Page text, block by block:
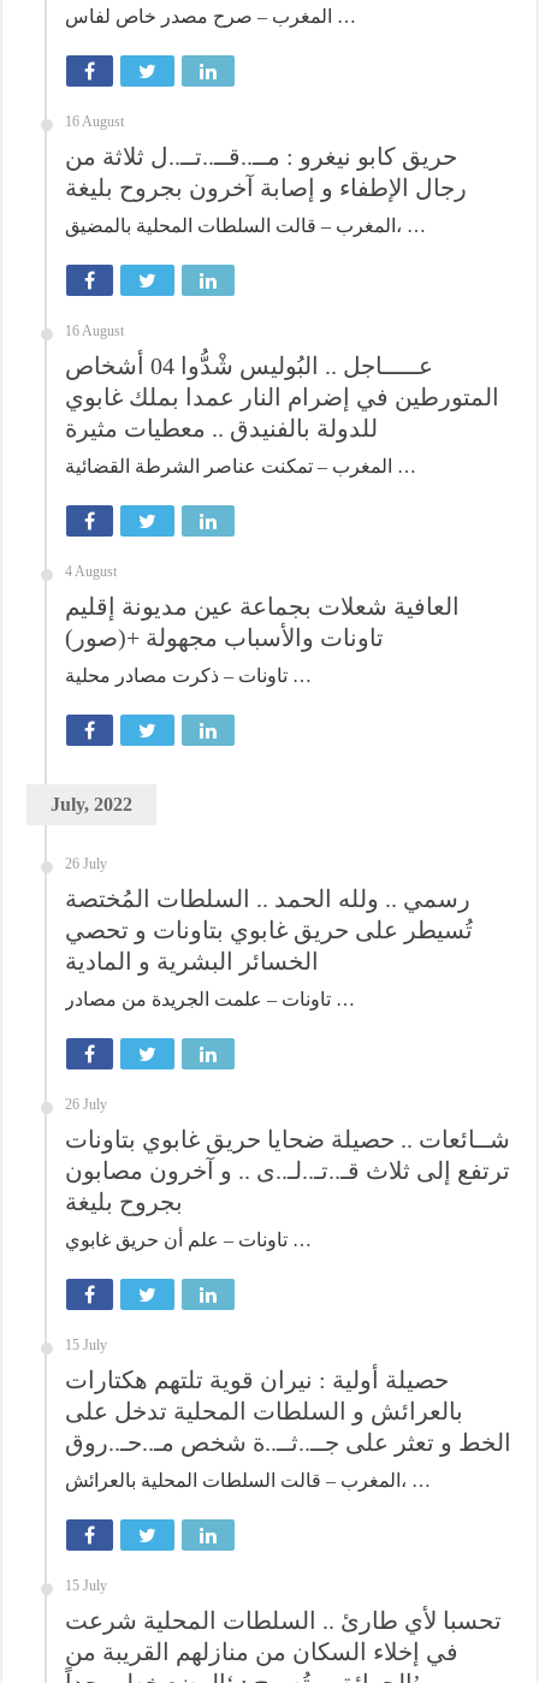
المغرب – صرح مصدر خاص لفاس …
16 August
حريق كابو نيغرو : مــ..قــ..تــ..ل ثلاثة من
رجال الإطفاء و إصابة آخرون بجروح بليغة
المغرب – قالت السلطات المحلية بالمضيق، …
16 August
عـــــاجل .. البُوليس شْدُّوا 04 أشخاص
المتورطين في إضرام النار عمدا بملك غابوي
للدولة بالفنيدق .. معطيات مثيرة
المغرب – تمكنت عناصر الشرطة القضائية …
4 August
العافية شعلات بجماعة عين مديونة إقليم
تاونات والأسباب مجهولة +(صور)
تاونات – ذكرت مصادر محلية …
July, 2022
26 July
رسمي .. ولله الحمد .. السلطات المُختصة
تُسيطر على حريق غابوي بتاونات و تحصي
الخسائر البشرية و المادية
تاونات – علمت الجريدة من مصادر …
26 July
شــائعات .. حصيلة ضحايا حريق غابوي بتاونات
ترتفع إلى ثلاث قـ..تـ..لـ..ى .. و آخرون مصابون
بجروح بليغة
تاونات – علم أن حريق غابوي …
15 July
حصيلة أولية : نيران قوية تلتهم هكتارات
بالعرائش و السلطات المحلية تدخل على
الخط و تعثر على جــ..ثــ..ة شخص مـ..حـ..روق
المغرب – قالت السلطات المحلية بالعرائش، …
15 July
تحسبا لأي طارئ .. السلطات المحلية شرعت
في إخلاء السكان من منازلهم القريبة من